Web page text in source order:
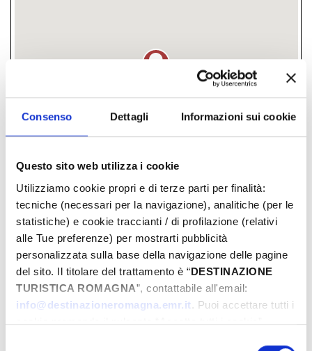
Consenso Dettagli Informazioni sui cookie
Questo sito web utilizza i cookie
Utilizziamo cookie propri e di terze parti per finalità:
tecniche (necessari per la navigazione), analitiche (per le
statistiche) e cookie traccianti / di profilazione (relativi
alle Tue preferenze) per mostrarti pubblicità
personalizzata sulla base della navigazione delle pagine
del sito. Il titolare del trattamento è “DESTINAZIONE
TURISTICA ROMAGNA”, contattabile all'email:
info@destinazioneromagna.emr.it. Puoi accettare tutti i
cookie premendo il pulsante “Accetta tutti i cookie”,
Piazza San Martino di Tours di Monte
Colombo, fraz. Monte Colombo, Montescudo-
Monte Colombo, (RN)
­ FREE
DAYS & TIMES